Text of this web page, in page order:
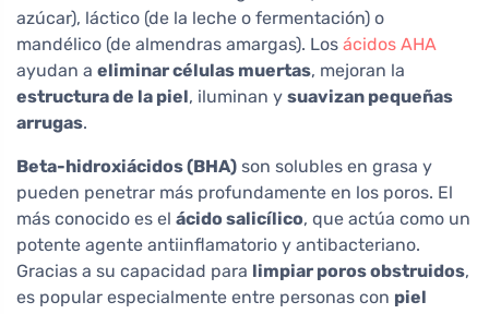
azúcar), láctico (de la leche o fermentación) o
mandélico (de almendras amargas). Los ácidos AHA
ayudan a eliminar células muertas, mejoran la
estructura de la piel, iluminan y suavizan pequeñas
arrugas.
Beta-hidroxiácidos (BHA) son solubles en grasa y
pueden penetrar más profundamente en los poros. El
más conocido es el ácido salicílico, que actúa como un
potente agente antiinflamatorio y antibacteriano.
Gracias a su capacidad para limpiar poros obstruidos,
es popular especialmente entre personas con piel